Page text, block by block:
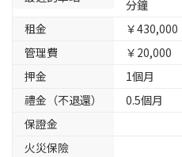
分鐘
租金
￥430,000
管理費
￥20,000
押金
1個月
禮金（不退還）
0.5個月
保證金
火災保險